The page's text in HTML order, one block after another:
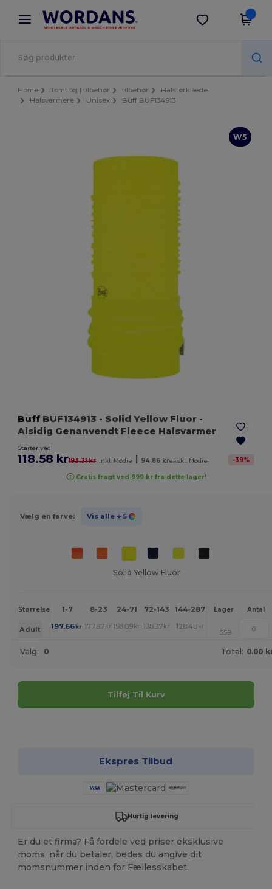
× Wordans-app
Bedre priser i appen!
Hent app
Home Tomt tøj | tilbehør tilbehør
Halstørklæde
Halsvarmere
Unisex Buff BUF134913
W5
Buff BUF134913 - Solid Yellow Fluor -
Alsidig Genanvendt Fleece Halsvarmer
Starter ved
118.58 kr193.31 kr inkl. Mødre 94.86 krekskl. Mødre -39%
Gratis fragt ved 999 kr fra dette lager!
Vælg en farve: Vis alle + 5
Solid Yellow Fluor
Størrelse 1-7 8-23 24-71 72-143 144-287 288 + Mere
Lager Antal
Adult 197.66kr 177.87 kr 158.09 kr 138.37 kr 128.48 kr +
559
Valg: 0 Total: 0.00
Tilføj Til Kurv
Ekspres Tilbud
Hurtig levering
Er du et firma? Få fordele ved priser eksklusive
moms, når du betaler, bedes du angive dit
momsnummer inden for Fællesskabet.